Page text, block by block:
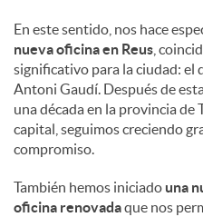
En este sentido, nos hace
nueva oficina en Reus ,
significativo para la ciudad: el
Antoni Gaudí. Después de
una década en la provincia de
capital, seguimos creciendo
compromiso.
También hemos iniciado una
oficina renovadaque nos